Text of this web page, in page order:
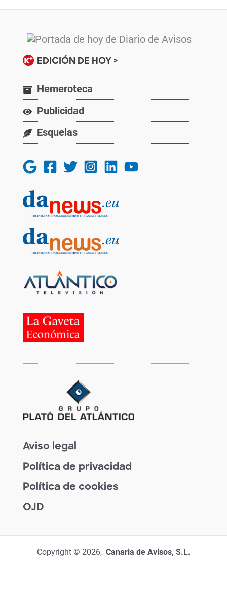
EDICIÓN DE HOY >
Hemeroteca
Publicidad
Esquelas
Aviso legal
Política de privacidad
Política de cookies
OJD
Copyright © 2026, Canaria de Avisos, S.L.